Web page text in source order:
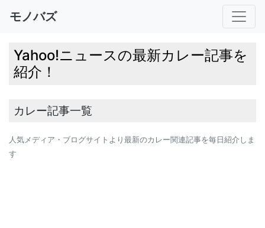
モノバズ
Yahoo!ニュースの最新カレー記事を
紹介！
カレー記事一覧
人気メディア・ブログサイトより最新のカレー関連記事を毎日紹介しま
す